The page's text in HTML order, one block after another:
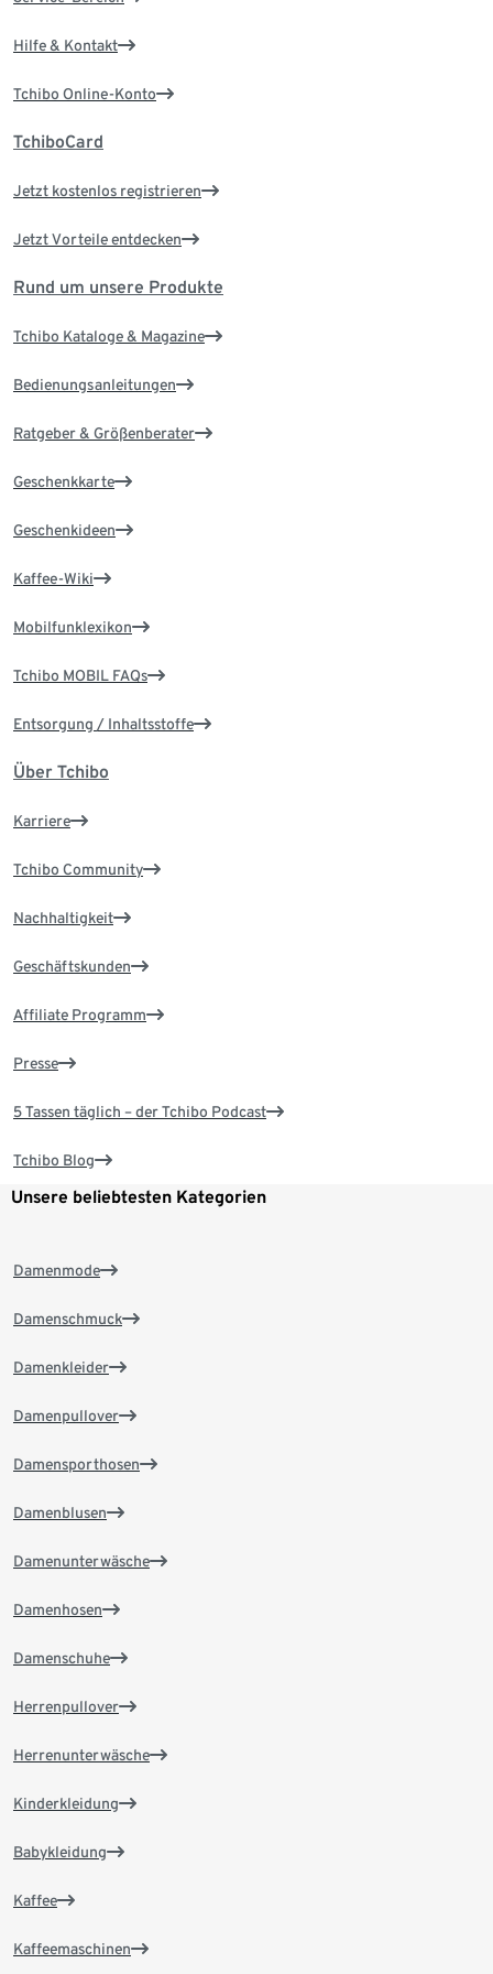
Hilfe & Kontakt
Tchibo Online-Konto
TchiboCard
Jetzt kostenlos registrieren
Jetzt Vorteile entdecken
Rund um unsere Produkte
Tchibo Kataloge & Magazine
Bedienungsanleitungen
Ratgeber & Größenberater
Geschenkkarte
Geschenkideen
Kaffee-Wiki
Mobilfunklexikon
Tchibo MOBIL FAQs
Entsorgung / Inhaltsstoffe
Über Tchibo
Karriere
Tchibo Community
Nachhaltigkeit
Geschäftskunden
Affiliate Programm
Presse
5 Tassen täglich – der Tchibo Podcast
Tchibo Blog
Unsere beliebtesten Kategorien
Damenmode
Damenschmuck
Damenkleider
Damenpullover
Damensporthosen
Damenblusen
Damenunterwäsche
Damenhosen
Damenschuhe
Herrenpullover
Herrenunterwäsche
Kinderkleidung
Babykleidung
Kaffee
Kaffeemaschinen